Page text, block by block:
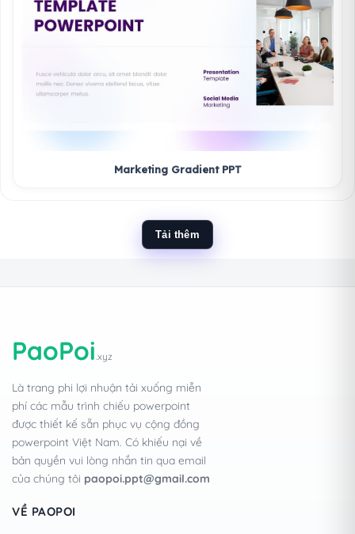
Marketing Gradient PPT
Tải thêm
PaoPoi.xyz
Là trang phi lợi nhuận tải xuống miễn
phí các mẫu trình chiếu powerpoint
được thiết kế sẵn phục vụ cộng đồng
powerpoint Việt Nam. Có khiếu nại về
bản quyền vui lòng nhắn tin qua email
của chúng tôi paopoi.ppt@gmail.com
VỀ PAOPOI